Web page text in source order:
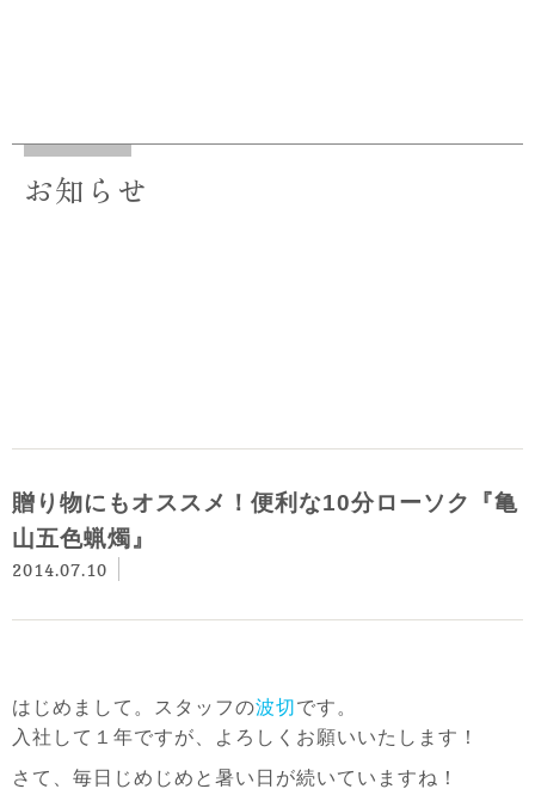
お知らせ
贈り物にもオススメ！便利な10分ローソク『亀
山五色蝋燭』
2014.07.10
はじめまして。スタッフの波切です。
入社して１年ですが、よろしくお願いいたします！
さて、毎日じめじめ と暑い日が続いていますね！